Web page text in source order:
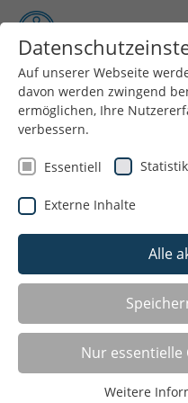
Menü
Termine 2026
Die Soiree im Jahr 2026
Auf unserer Webseite
davon werden zwingend
ermöglichen, Ihre
verbessern.
Essentiell
Externe Inhalte
Alle
Nur essentielle
Weitere